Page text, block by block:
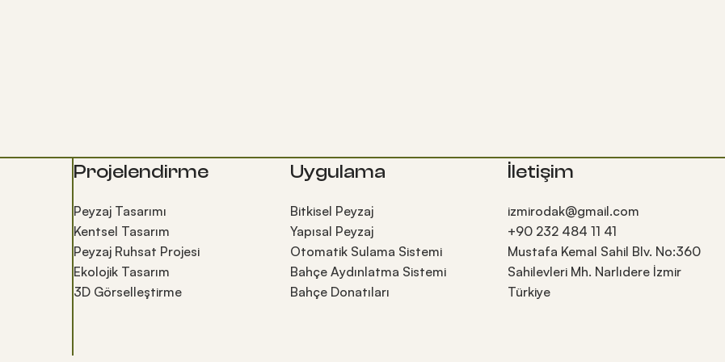
Projelendirme
Peyzaj Tasarımı
Kentsel Tasarım
Peyzaj Ruhsat Projesi
Ekolojik Tasarım
3D Görselleştirme
Uygulama
Bitkisel Peyzaj
Yapısal Peyzaj
Otomatik Sulama Sistemi
Bahçe Aydınlatma Sistemi
Bahçe Donatıları
İletişim
izmirodak@gmail.com
+90 232 484 11 41
Mustafa Kemal Sahil Blv. No:360
Sahilevleri Mh. Narlıdere İzmir
Türkiye